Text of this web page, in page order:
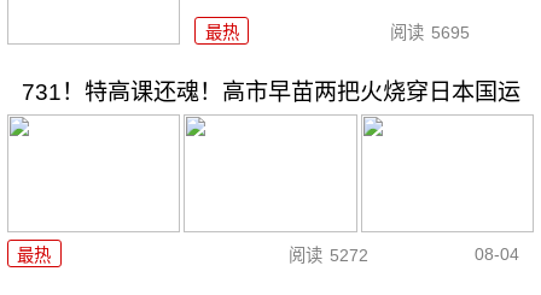
最热 阅读 5695
731！特高课还魂！高市早苗两把火烧穿日本国运
最热 阅读 5272 08-04